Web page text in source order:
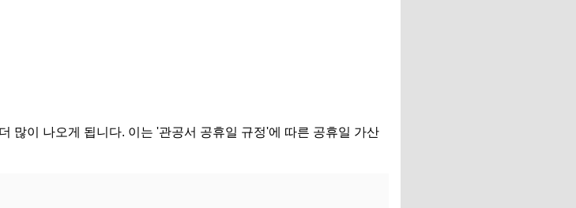
많이 나오게 됩니다. 이는 '관공서 공휴일 규정'에 따른 공휴일 가산